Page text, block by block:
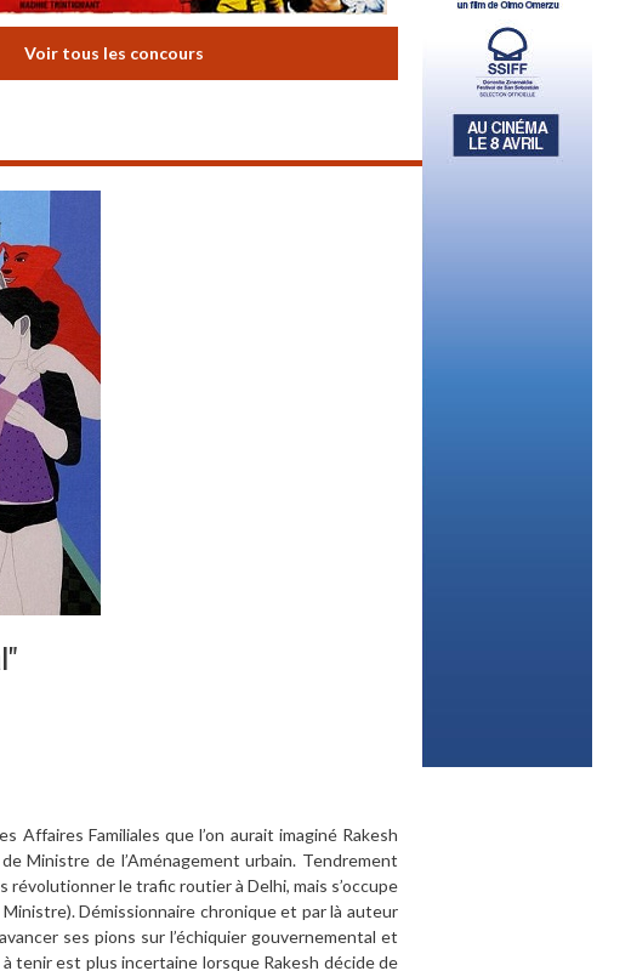
Voir tous les concours
Familiales que l’on aurait imaginé Rakesh
Ministre de l’Aménagement urbain. Tendrement
révolutionner le trafic routier à Delhi, mais s’occupe
Démissionnaire chronique et par là auteur
ses pions sur l’échiquier gouvernemental et
tenir est plus incertaine lorsque Rakesh décide de